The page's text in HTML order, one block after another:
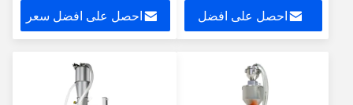
احصل على افضل احصل على افضل سعر